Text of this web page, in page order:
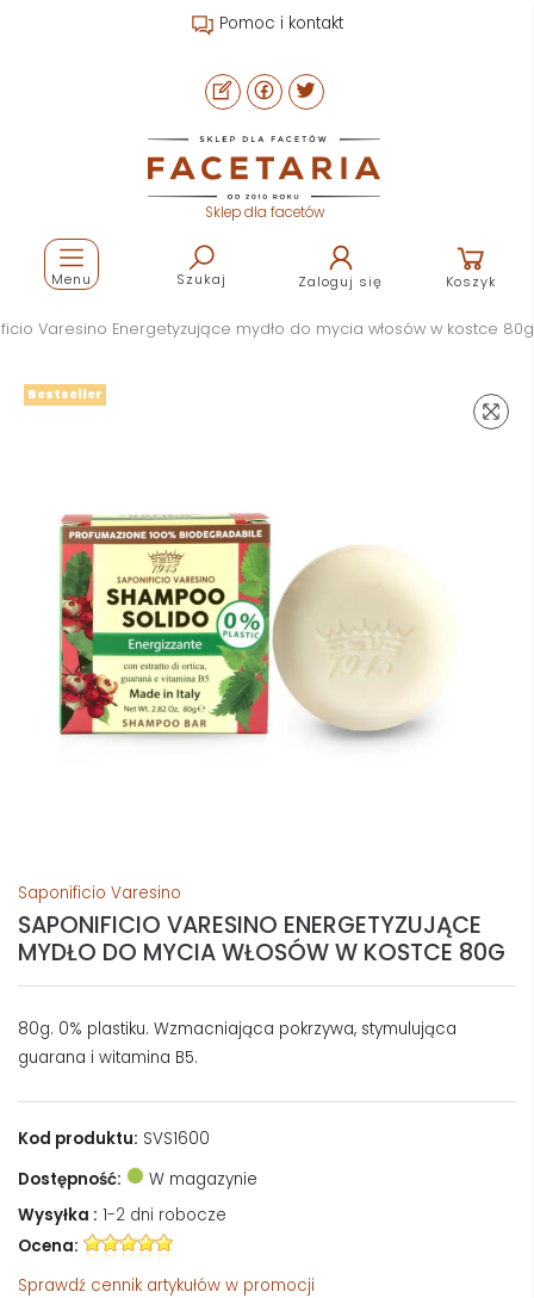
Pomoc i kontakt
Sklep dla facetów
Szukaj Zaloguj się Koszyk
Menu
Varesino Energetyzujące mydło do mycia włosów w kostce 80g
Bestseller
Saponificio Varesino
SAPONIFICIO VARESINO ENERGETYZUJĄCE
MYDŁO DO MYCIA WŁOSÓW W KOSTCE 80G
80g. 0% plastiku. Wzmacniająca pokrzywa, stymulująca
guarana i witamina B5.
Kod produktu: SVS1600
Dostępność:
W magazynie
Wysyłka : 1-2 dni robocze
Ocena:
Sprawdź cennik artykułów w promocji